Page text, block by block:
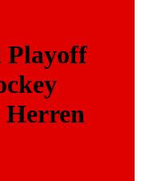
Playoff
Herren